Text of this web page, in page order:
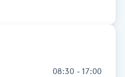
08:30 - 17:00